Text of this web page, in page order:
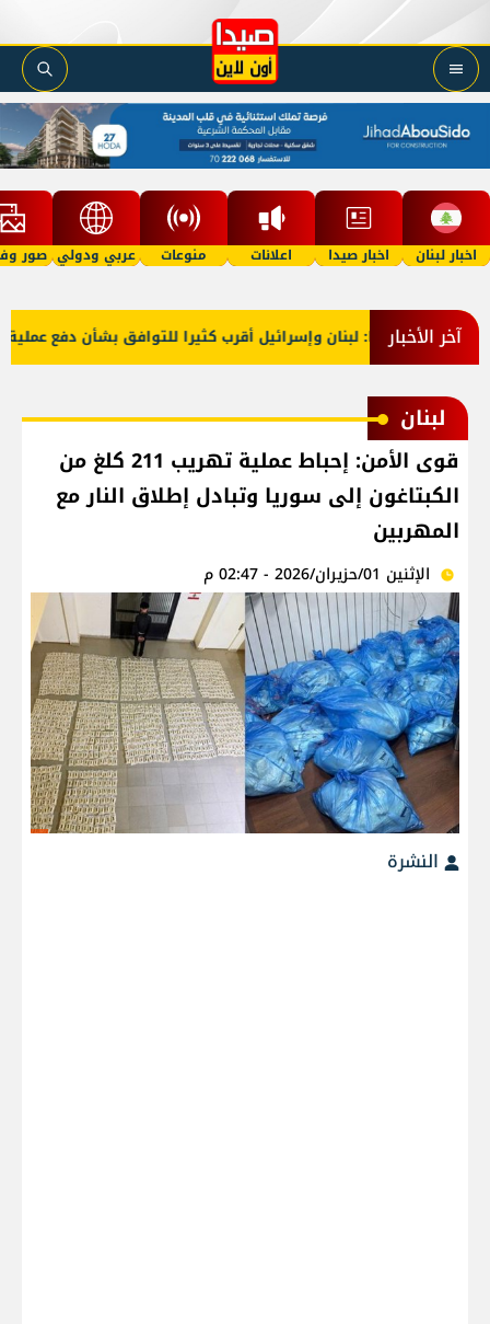
اخبار لبنان اخبار صيدا اعلانات منوعات عربي ودولي صور
آخر الأخبار
خارجية أميركا: لبنان وإسرائيل أقرب كثيرا للتوافق بشأن دفع عملية
لبنان
قوى الأمن: إحباط عملية تهريب 211 كلغ من
الكبتاغون إلى سوريا وتبادل إطلاق النار مع
المهربين
الإثنين 01/حزيران/2026 - 02:47 م
النشرة